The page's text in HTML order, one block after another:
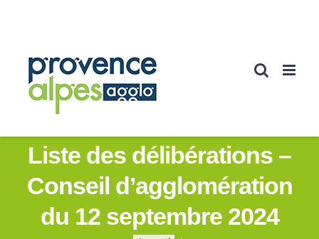
Liste des délibérations –
Conseil d’agglomération
du 12 septembre 2024